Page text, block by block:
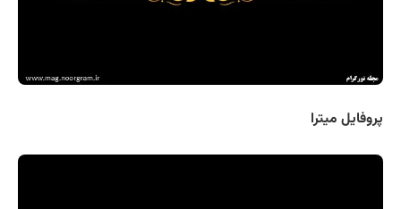
پروفایل میترا